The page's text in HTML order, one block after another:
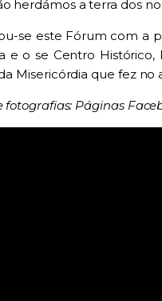
herdámos a terra dos
se este Fórum com a
e o se Centro
Misericórdia que fez no
fotografias: Páginas